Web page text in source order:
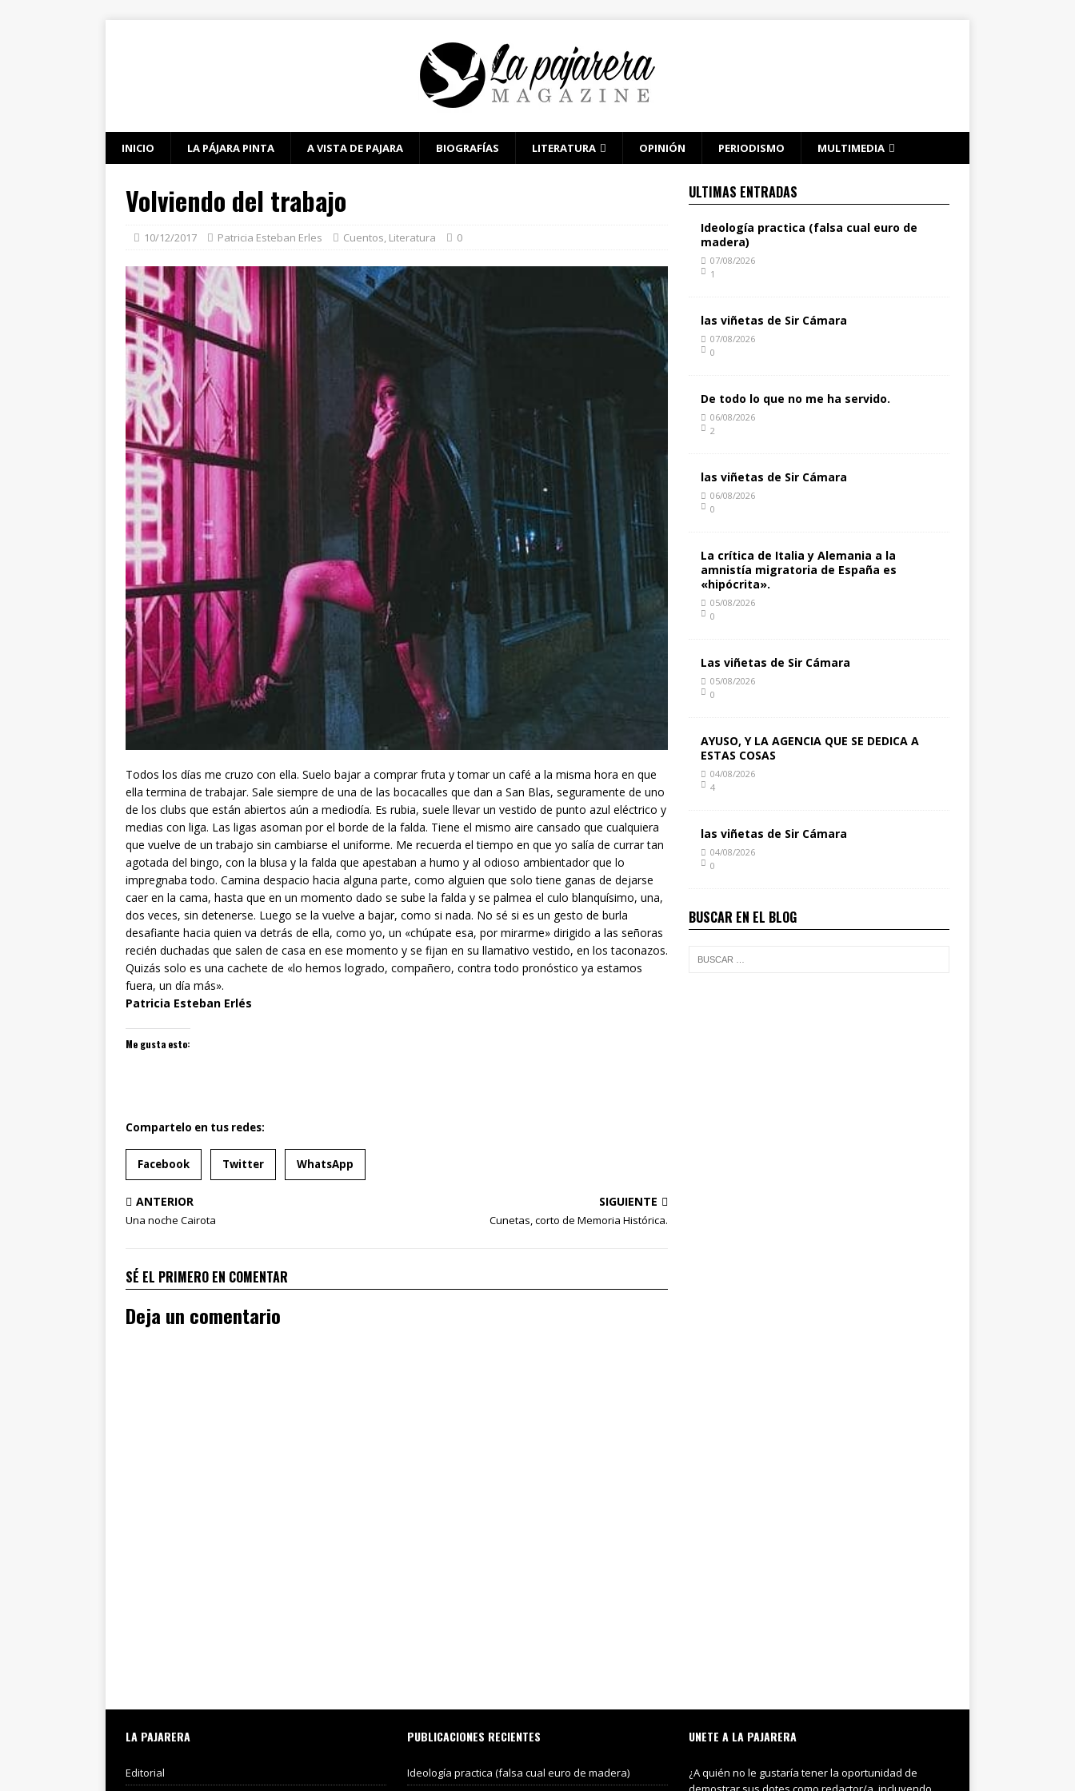
INICIO LA PÁJARA PINTA A VISTA DE PAJARA BIOGRAFÍAS LITERATURA OPINIÓN PERIODISMO MULTIMEDIA
Volviendo del trabajo
10/12/2017 Patricia Esteban Erles Cuentos, Literatura 0
Todos los días me cruzo con ella. Suelo bajar a comprar fruta y tomar un café a la misma hora en que
ella termina de trabajar. Sale siempre de una de las bocacalles que dan a San Blas, seguramente de uno
de los clubs que están abiertos aún a mediodía. Es rubia, suele llevar un vestido de punto azul eléctrico y
medias con liga. Las ligas asoman por el borde de la falda. Tiene el mismo aire cansado que cualquiera
que vuelve de un trabajo sin cambiarse el uniforme. Me recuerda el tiempo en que yo salía de currar tan
agotada del bingo, con la blusa y la falda que apestaban a humo y al odioso ambientador que lo
impregnaba todo. Camina despacio hacia alguna parte, como alguien que solo tiene ganas de dejarse
caer en la cama, hasta que en un momento dado se sube la falda y se palmea el culo blanquísimo, una,
dos veces, sin detenerse. Luego se la vuelve a bajar, como si nada. No sé si es un gesto de burla
desafiante hacia quien va detrás de ella, como yo, un «chúpate esa, por mirarme» dirigido a las señoras
recién duchadas que salen de casa en ese momento y se fijan en su llamativo vestido, en los taconazos.
Quizás solo es una cachete de «lo hemos logrado, compañero, contra todo pronóstico ya estamos
fuera, un día más».
Patricia Esteban Erlés
Me gusta esto:
Compartelo en tus redes:
Facebook Twitter WhatsApp
ANTERIOR
Una noche Cairota
SIGUIENTE
Cunetas, corto de Memoria Histórica.
SÉ EL PRIMERO EN COMENTAR
Deja un comentario
ULTIMAS ENTRADAS
Ideología practica (falsa cual euro de
madera)
07/08/2026
1
las viñetas de Sir Cámara
07/08/2026
0
De todo lo que no me ha servido.
06/08/2026
2
las viñetas de Sir Cámara
06/08/2026
0
La crítica de Italia y Alemania a la
amnistía migratoria de España es
«hipócrita».
05/08/2026
0
Las viñetas de Sir Cámara
05/08/2026
0
AYUSO, Y LA AGENCIA QUE SE DEDICA A
ESTAS COSAS
04/08/2026
4
las viñetas de Sir Cámara
04/08/2026
0
BUSCAR EN EL BLOG
LA PAJARERA
Editorial
PUBLICACIONES RECIENTES
Ideología practica (falsa cual euro de madera)
UNETE A LA PAJARERA
¿A quién no le gustaría tener la oportunidad de